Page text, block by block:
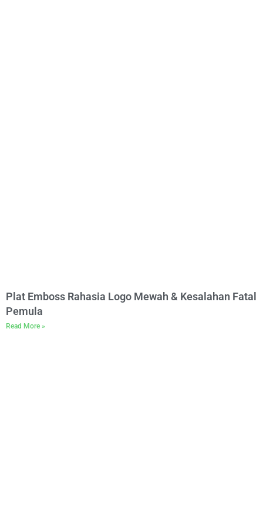
Plat Emboss Rahasia Logo Mewah & Kesalahan Fatal
Pemula
Read More »